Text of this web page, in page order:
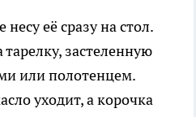
её сразу на стол.
застеленную
или полотенцем.
уходит, а корочка